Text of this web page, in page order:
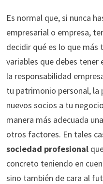
Es normal que, si nunca
empresarial o empresa,
decidir qué es lo que más
variables que debes
la responsabilidad
tu patrimonio personal, la
nuevos socios a tu
manera más adecuada
otros factores. En tales
sociedad profesional
concreto teniendo en
sino también de cara al